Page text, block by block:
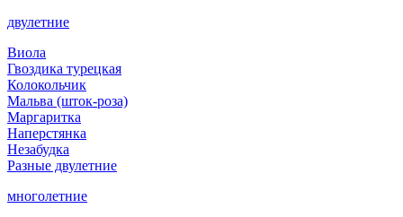
двулетние
Виола
Гвоздика турецкая
Колокольчик
Мальва (шток-роза)
Маргаритка
Наперстянка
Незабудка
Разные двулетние
многолетние